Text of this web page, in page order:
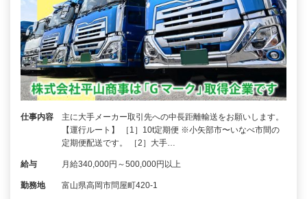
仕事内容
主に大手メーカー取引先への中長距離輸送をお願いします。
【運行ルート】 ［1］10t定期便 ※小矢部市〜いなべ市間の
定期便配送です。 ［2］大手…
給与 月給340,000円～500,000円以上
勤務地 富山県高岡市問屋町420-1